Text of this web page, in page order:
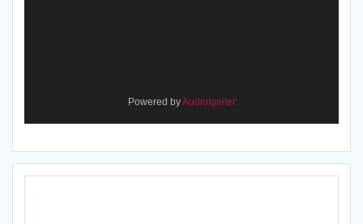
Powered byAudioIgniter